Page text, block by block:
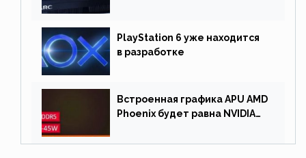
PlayStation 6 уже находится
в разработке
Встроенная графика APU AMD
Phoenix будет равна NVIDIA